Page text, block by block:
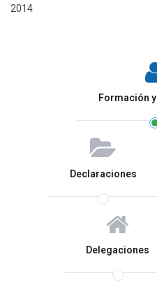
2014
Formación
Declaraciones
Delegaciones